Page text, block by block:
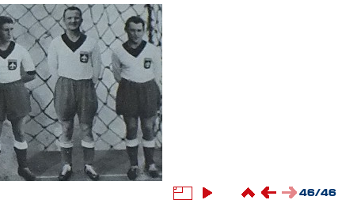
46/46